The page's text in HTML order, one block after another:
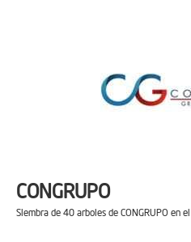
CONGRUPO
Siembra de 40 arboles de CONGRUPO en